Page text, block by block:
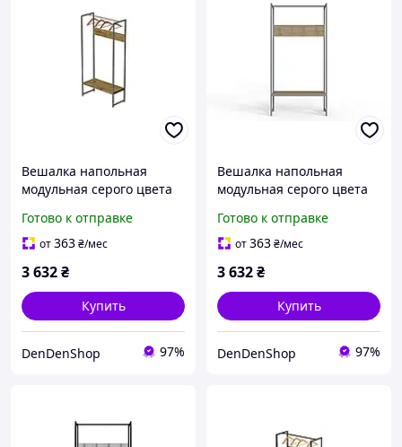
Вешалка напольная
модульная серого цвета
одежды и обуви с
металлическими
Готово к отправке
от363₴/мес
3 632₴
Купить
DenDenShop 97%
Вешалка напольная
модульная серого цвета
вещей с организацией
пространства
Готово к отправке
от363₴/мес
3 632₴
Купить
DenDenShop 97%